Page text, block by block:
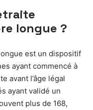
longue ?
est un dispositif
ayant commencé à
avant l’âge légal
ayant validé un
plus de 168,